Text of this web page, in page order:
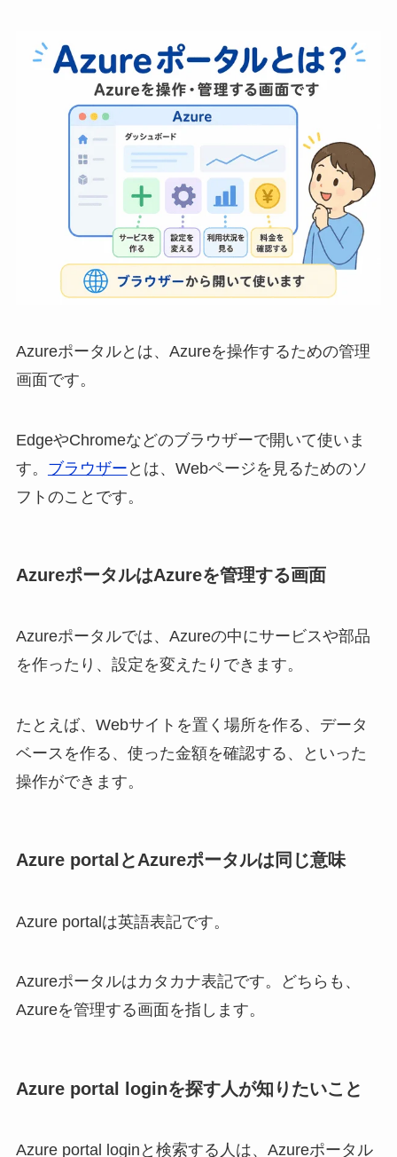
Azureポータルとは、Azureを操作するための管理
画面です。
EdgeやChromeなどのブラウザーで開いて使いま
す。 ブラウザー とは、Webページを見るためのソ
フトのことです。
AzureポータルはAzureを管理する画面
Azureポータルでは、Azureの中にサービスや部品
を作ったり、設定を変えたりできます。
たとえば、Webサイトを置く場所を作る、データ
ベースを作る、使った金額を確認する、といった
操作ができます。
Azure portalとAzureポータルは同じ意味
Azure portalは英語表記です。
Azureポータルはカタカナ表記です。どちらも、
Azureを管理する画面を指します。
Azure portal loginを探す人が知りたいこと
Azure portal loginと検索する人は、Azureポータル